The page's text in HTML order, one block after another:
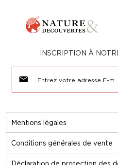
Mentions légales
Conditions générales de vente
Déclaration de protection des
INSCRIPTION À